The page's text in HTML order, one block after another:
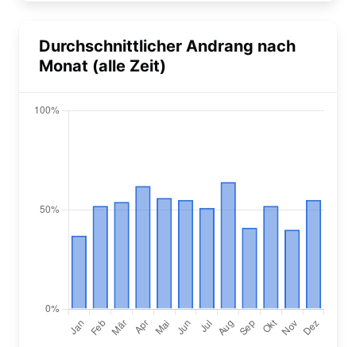
Durchschnittlicher Andrang nach
Monat (alle Zeit)